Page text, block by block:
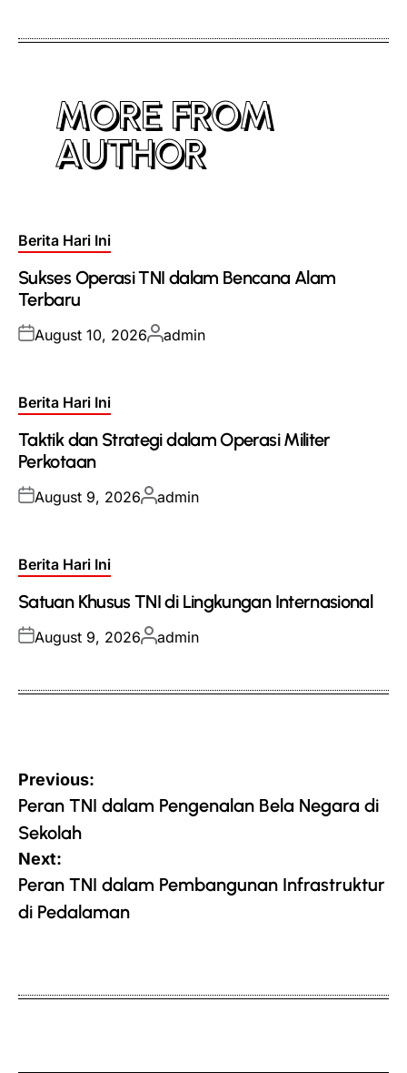
MORE FROM
AUTHOR
Posted
Berita Hari Ini
Sukses Operasi TNI dalam Bencana Alam
Terbaru
Posted
August 10, 2026Posted
admin
Posted
Berita Hari Ini
Taktik dan Strategi dalam Operasi Militer
Perkotaan
Posted
August 9, 2026Posted
admin
Posted
Berita Hari Ini
Satuan Khusus TNI di Lingkungan Internasional
Posted
August 9, 2026Posted
admin
Post
navigation
Previous:
Peran TNI dalam Pengenalan Bela Negara di
Sekolah
Next:
Peran TNI dalam Pembangunan Infrastruktur
di Pedalaman